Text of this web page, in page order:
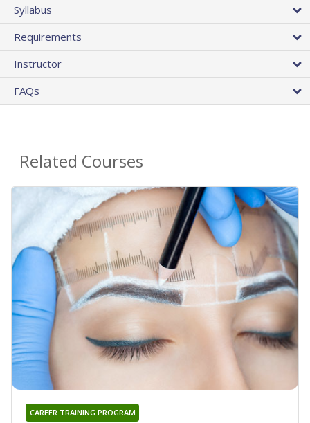
Syllabus
Requirements
Instructor
FAQs
Related Courses
CAREER TRAINING PROGRAM